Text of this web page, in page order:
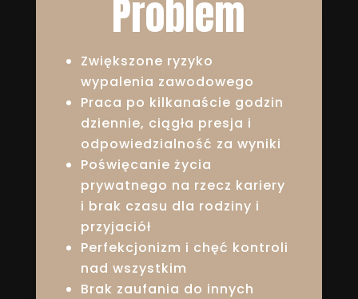
Problem
Zwiększone ryzyko
wypalenia zawodowego
Praca po kilkanaście godzin
dziennie, ciągła presja i
odpowiedzialność za wyniki
Poświęcanie życia
prywatnego na rzecz kariery
i brak czasu dla rodziny i
przyjaciół
Perfekcjonizm i chęć kontroli
nad wszystkim
Brak zaufania do innych